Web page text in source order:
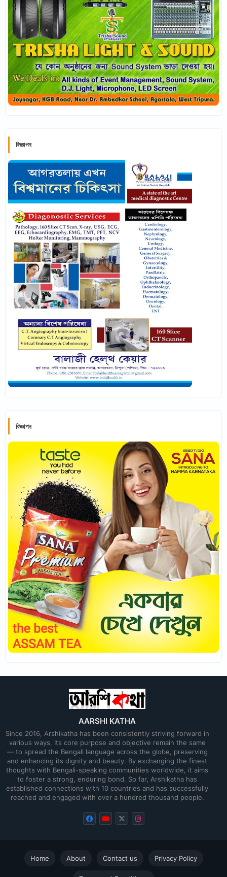
বিজ্ঞাপন
বিজ্ঞাপন
AARSHI KATHA
Since 2016, Arshikatha has been consistently striving forward in
various ways. Its core purpose and objective remain the same
— to spread the Bengali language across the globe, preserving
and enhancing its dignity and beauty. By exchanging the finest
thoughts with Bengali-speaking communities worldwide, it aims
to foster a strong, enduring bond. So far, Arshikatha has
established connections with 10 countries and has successfully
reached and engaged with over a hundred thousand people.
Home About Contact us Privacy Policy